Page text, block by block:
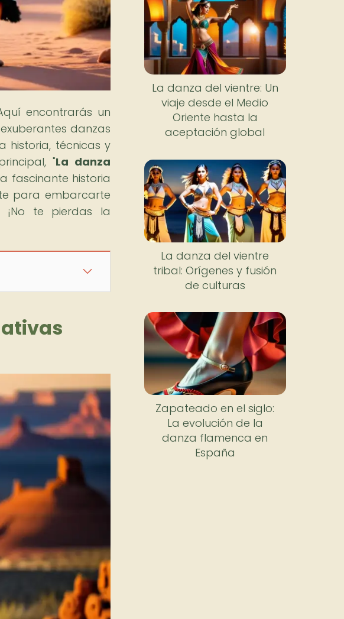
encontrarás un
danzas
historia, técnicas y
"La danza
fascinante historia
para embarcarte
¡No te pierdas la
La danza del vientre: Un
viaje desde el Medio
Oriente hasta la
aceptación global
La danza del vientre
tribal: Orígenes y fusión
de culturas
Zapateado en el siglo:
La evolución de la
danza flamenca en
España